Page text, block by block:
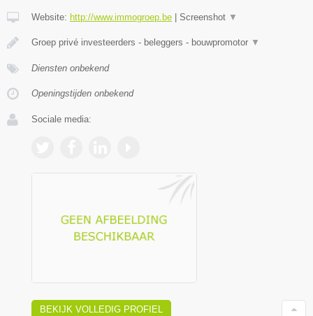
Website: http://www.immogroep.be | Screenshot ▼
Groep privé investeerders - beleggers - bouwpromotor ▼
Diensten onbekend
Openingstijden onbekend
Sociale media:
BEKIJK VOLLEDIG PROFIEL